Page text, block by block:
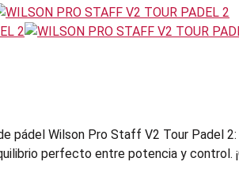
pádel Wilson Pro Staff V2 Tour Padel
perfecto entre potencia y control.